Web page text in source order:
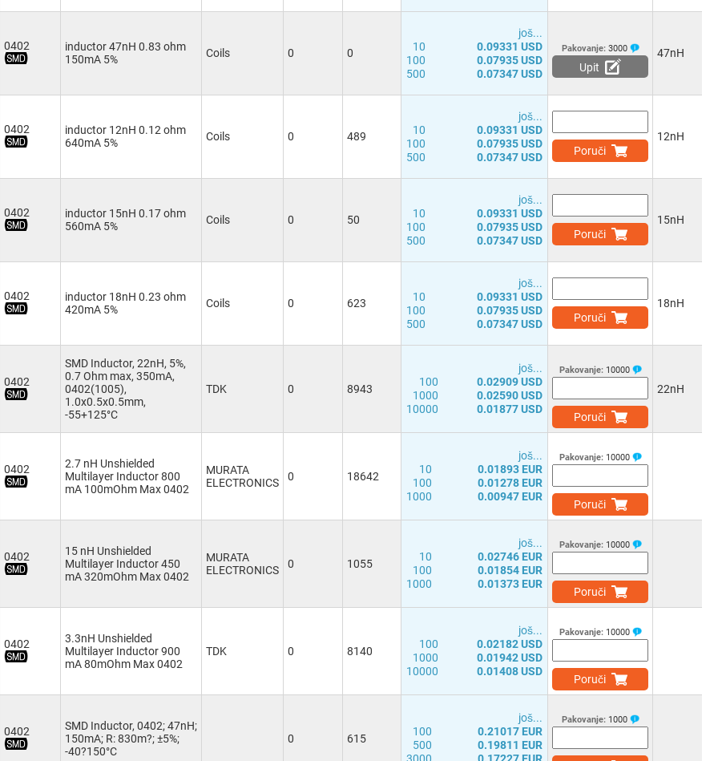
0402
inductor 47nH 0.83 ohm
150mA 5%
Coils 0 0
јоš...
10
0.09331 USD
100
0.07935 USD
500
0.07347 USD
Pakovanje: 3000
Upit
47nH
0402
inductor 12nH 0.12 ohm
640mA 5%
Coils 0 489
јоš...
10
0.09331 USD
100
0.07935 USD
500
0.07347 USD Poruči
12nH
0402
inductor 15nH 0.17 ohm
560mA 5%
Coils 0 50
јоš...
10
0.09331 USD
100
0.07935 USD
500
0.07347 USD Poruči
15nH
0402
inductor 18nH 0.23 ohm
420mA 5%
Coils 0 623
јоš...
10
0.09331 USD
100
0.07935 USD
500
0.07347 USD Poruči
18nH
0402
SMD Inductor, 22nH, 5%,
0.7 Ohm max, 350mA,
0402(1005),
1.0x0.5x0.5mm,
-55+125°C
TDK 0 8943
јоš...
100
0.02909 USD
1000
0.02590 USD
10000
0.01877 USD
Pakovanje: 10000
Poruči
22nH
0402
2.7 nH Unshielded
Multilayer Inductor 800
mA 100mOhm Max 0402
MURATA
ELECTRONICS
0 18642
јоš...
10
0.01893 EUR
100
0.01278 EUR
1000
0.00947 EUR
Pakovanje: 10000
Poruči
0402
15 nH Unshielded
Multilayer Inductor 450
mA 320mOhm Max 0402
MURATA
ELECTRONICS
0 1055
јоš...
10
0.02746 EUR
100
0.01854 EUR
1000
0.01373 EUR
Pakovanje: 10000
Poruči
0402
3.3nH Unshielded
Multilayer Inductor 900
mA 80mOhm Max 0402
TDK 0 8140
јоš...
100
0.02182 USD
1000
0.01942 USD
10000
0.01408 USD
Pakovanje: 10000
Poruči
0402
SMD Inductor, 0402; 47nH;
150mA; R: 830m?; ±5%;
-40?150°C
0 615
јоš...
100
0.21017 EUR
500
0.19811 EUR
Pakovanje: 1000